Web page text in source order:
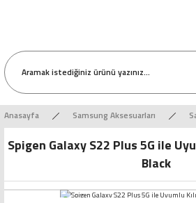
Anasayfa Samsung Aksesuarları
Spigen Galaxy S22 Plus 5G ile
Black